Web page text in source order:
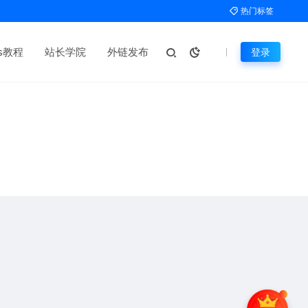
热门标签
程 站长学院 外链发布 登录